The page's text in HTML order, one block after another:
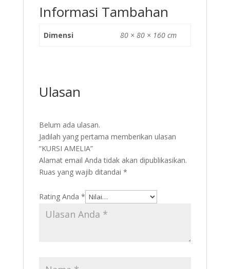
Informasi Tambahan
Dimensi 80 × 80 × 160 cm
Ulasan
Belum ada ulasan.
Jadilah yang pertama memberikan ulasan
“KURSI AMELIA”
Alamat email Anda tidak akan dipublikasikan.
Ruas yang wajib ditandai *
Rating Anda *